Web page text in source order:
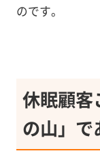
のです。
休眠顧客
の山」で